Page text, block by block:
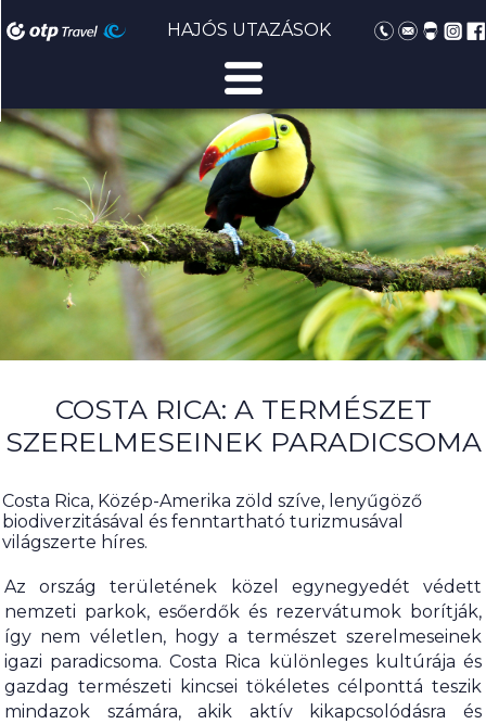
HAJÓS UTAZÁSOK
COSTA RICA: A TERMÉSZET
SZERELMESEINEK PARADICSOMA
Costa Rica, Közép-Amerika zöld szíve, lenyűgöző
biodiverzitásával és fenntartható turizmusával
világszerte híres.
Az ország területének közel egynegyedét védett
nemzeti parkok, esőerdők és rezervátumok borítják,
így nem véletlen, hogy a természet szerelmeseinek
igazi paradicsoma. Costa Rica különleges kultúrája és
gazdag természeti kincsei tökéletes célponttá teszik
mindazok számára, akik aktív kikapcsolódásra és